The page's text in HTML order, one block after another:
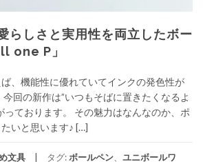
らしさと実用性を両立したボー
one P」
、機能性に優れていてインクの発色性が
回の新作は”いつもそばに置きたくなるよ
っております。 その魅力はなんなのか、ポ
いと思います♪ […]
文具 タグ:ボールペン、 ユニボールワ